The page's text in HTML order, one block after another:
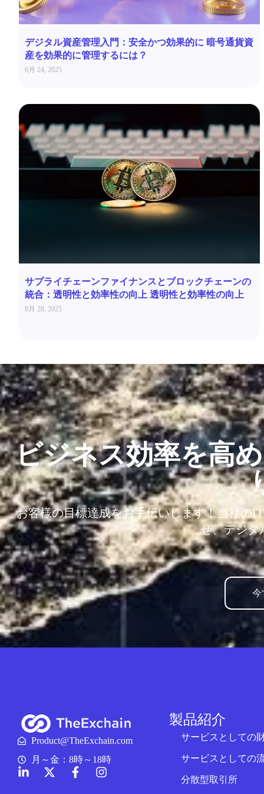
デジタル資産管理入門：安全かつ効果的に 暗号通貨資
産を効果的に管理するには？
6月 24, 2025
サプライチェーンファイナンスとブロックチェーンの
統合：透明性と効率性の向上 透明性と効率性の向上
8月 28, 2025
ビジネス効率を高
お客様の目標達成をお手伝いします！当社の
せ、デジタ
今
Product@TheExchain.com
月～金：8時～18時
製品紹介
サービスとしての
サービスとしての
分散型取引所